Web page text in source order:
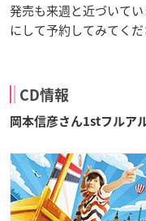
発売も来週と近づいて
にして予約してみてくだ
CD情報
岡本信彦さん1stフルア